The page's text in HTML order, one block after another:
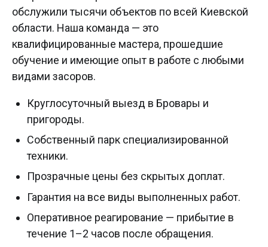
обслужили тысячи объектов по всей Киевской
области. Наша команда — это
квалифицированные мастера, прошедшие
обучение и имеющие опыт в работе с любыми
видами засоров.
Круглосуточный выезд в Бровары и
пригороды.
Собственный парк специализированной
техники.
Прозрачные цены без скрытых доплат.
Гарантия на все виды выполненных работ.
Оперативное реагирование — прибытие в
течение 1–2 часов после обращения.